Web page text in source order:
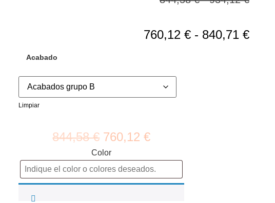
760,12 € - 840,71 €
Acabado
Limpiar
844,58€ 760,12€
Color